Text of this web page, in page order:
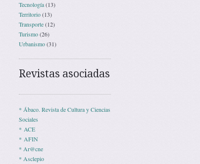
Tecnología(13)
Territorio(13)
Transporte(12)
Turismo(26)
Urbanismo(31)
Revistas asociadas
* Ábaco. Revista de Cultura y Ciencias
Sociales
* ACE
* AFIN
* Ar@cne
* Asclepio